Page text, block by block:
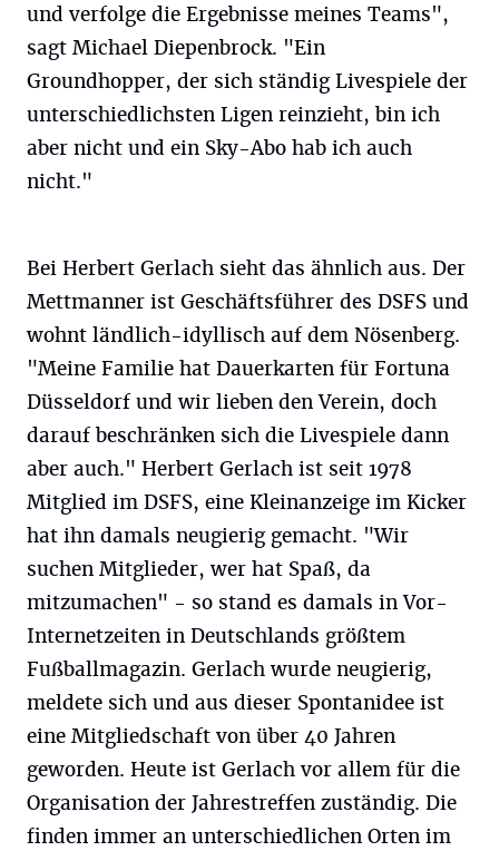
und verfolge die Ergebnisse meines Teams",
sagt Michael Diepenbrock. "Ein
Groundhopper, der sich ständig Livespiele der
unterschiedlichsten Ligen reinzieht, bin ich
aber nicht und ein Sky-Abo hab ich auch
nicht."
Bei Herbert Gerlach sieht das ähnlich aus. Der
Mettmanner ist Geschäftsführer des DSFS und
wohnt ländlich-idyllisch auf dem Nösenberg.
"Meine Familie hat Dauerkarten für Fortuna
Düsseldorf und wir lieben den Verein, doch
darauf beschränken sich die Livespiele dann
aber auch." Herbert Gerlach ist seit 1978
Mitglied im DSFS, eine Kleinanzeige im Kicker
hat ihn damals neugierig gemacht. "Wir
suchen Mitglieder, wer hat Spaß, da
mitzumachen" - so stand es damals in Vor-
Internetzeiten in Deutschlands größtem
Fußballmagazin. Gerlach wurde neugierig,
meldete sich und aus dieser Spontanidee ist
eine Mitgliedschaft von über 40 Jahren
geworden. Heute ist Gerlach vor allem für die
Organisation der Jahrestreffen zuständig. Die
finden immer an unterschiedlichen Orten im